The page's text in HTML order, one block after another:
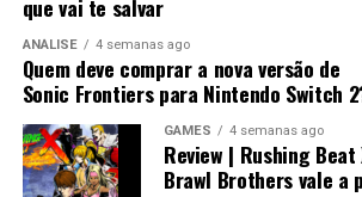
que vai te salvar
ANÁLISE 4 semanas ago
Quem deve comprar a nova versão de
Sonic Frontiers para Nintendo Switch
GAMES 4 semanas ago
Review | Rushing
Brawl Brothers vale a